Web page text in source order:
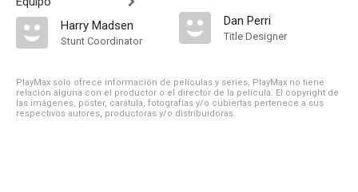
Harry Madsen
Stunt Coordinator
Dan Perri
Title Designer
PlayMax solo ofrece información de películas y series, PlayMax no tiene
relación alguna con el productor o el director de la película. El copyright de
las imágenes, póster, carátula, fotografías y/o cubiertas pertenece a sus
respectivos autores, productoras y/o distribuidoras.